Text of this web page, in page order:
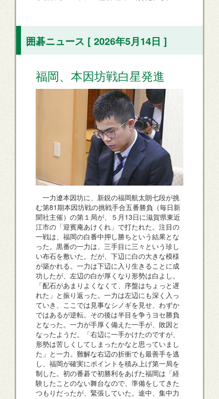
囲碁ニュース [ 2026年5月14日 ]
福岡、本因坊戦白星発進
一力遼本因坊に、新鋭の福岡航太朗七段が挑
む第81期本因坊戦の挑戦手合五番勝負（毎日新
聞社主催）の第１局が、５月13日に滋賀県東近
江市の「迎賓庵あけくれ」で打たれた。注目の
一戦は、福岡の白番中押し勝ちという結果とな
った。黒番の一力は、三手目に三々という珍し
い布石を敷いた。だが、下辺に白の大きな模様
が築かれる。一力は下辺に入り生きることに成
功したが、左辺の白が厚くなり形勢は白よし。
「配石があまりよくなくて、序盤はちょっと遅
れた」と振り返った。一力は左辺にも深く入っ
ていき、ここでは見事なシノギを見せ、わずか
ではあるが逆転。その後は半目を争うヨセ勝負
となった。一力が手厚く備えた一手が、敗因と
なったようだ。「右辺に一手かけたのですが、
形勢は苦しくしてしまったかなと思っていまし
た」と一力。難解な右辺の折衝でも最善手を逃
し、福岡が確実にポイントを積み上げ第一局を
制した。初の番碁で初勝利をあげた福岡は「経
験したことのない舞台なので、準備をしてきた
つもりだったが、緊張していた。途中、集中力